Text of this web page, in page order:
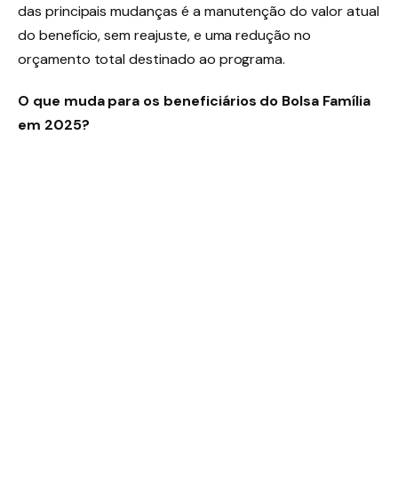
das principais mudanças é a manutenção do valor atual
do benefício, sem reajuste, e uma redução no
orçamento total destinado ao programa.
O que muda para os beneficiários do Bolsa Família
em 2025?